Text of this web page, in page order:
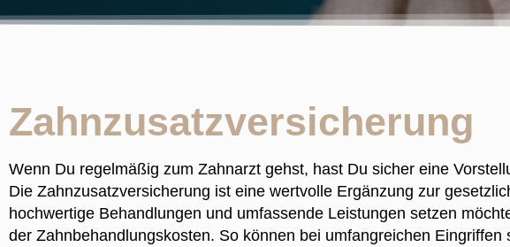
Zahnzusatzversicherung
Wenn Du regelmäßig zum Zahnarzt gehst, hast Du sicher eine
Die Zahnzusatzversicherung ist eine wertvolle Ergänzung zur
hochwertige Behandlungen und umfassende Leistungen setzen
der Zahnbehandlungskosten. So können bei umfangreichen